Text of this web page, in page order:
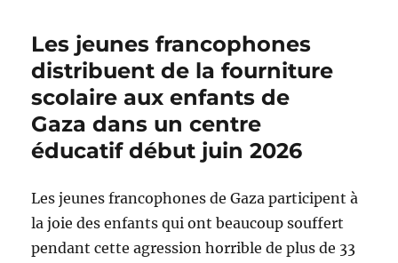
Les jeunes francophones
distribuent de la fourniture
scolaire aux enfants de
Gaza dans un centre
éducatif début juin 2026
Les jeunes francophones de Gaza participent à
la joie des enfants qui ont beaucoup souffert
pendant cette agression horrible de plus de 33